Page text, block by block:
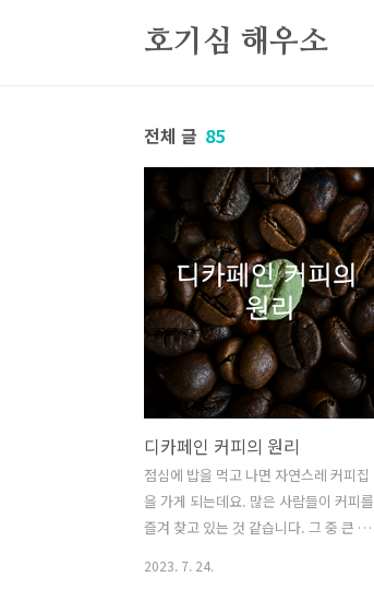
호기심 해우소
전체 글 85
디카페인 커피의 원리
점심에 밥을 먹고 나면 자연스레 커피집
을 가게 되는데요. 많은 사람들이 커피를
즐겨 찾고 있는 것 같습니다. 그 중 큰 이
2023. 7. 24.